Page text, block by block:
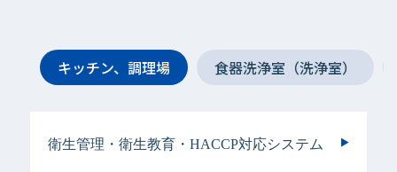
キッチン、調理場 食器洗浄室（洗浄室）
衛生管理・衛生教育・HACCP対応システム
手指衛生用
手指衛生用
衛生管理・衛生教育・HACCP対応システム
手指衛生用
ヘアケア＆ボディケア用
衣類用
手指衛生用
手指衛生用
手指衛生用